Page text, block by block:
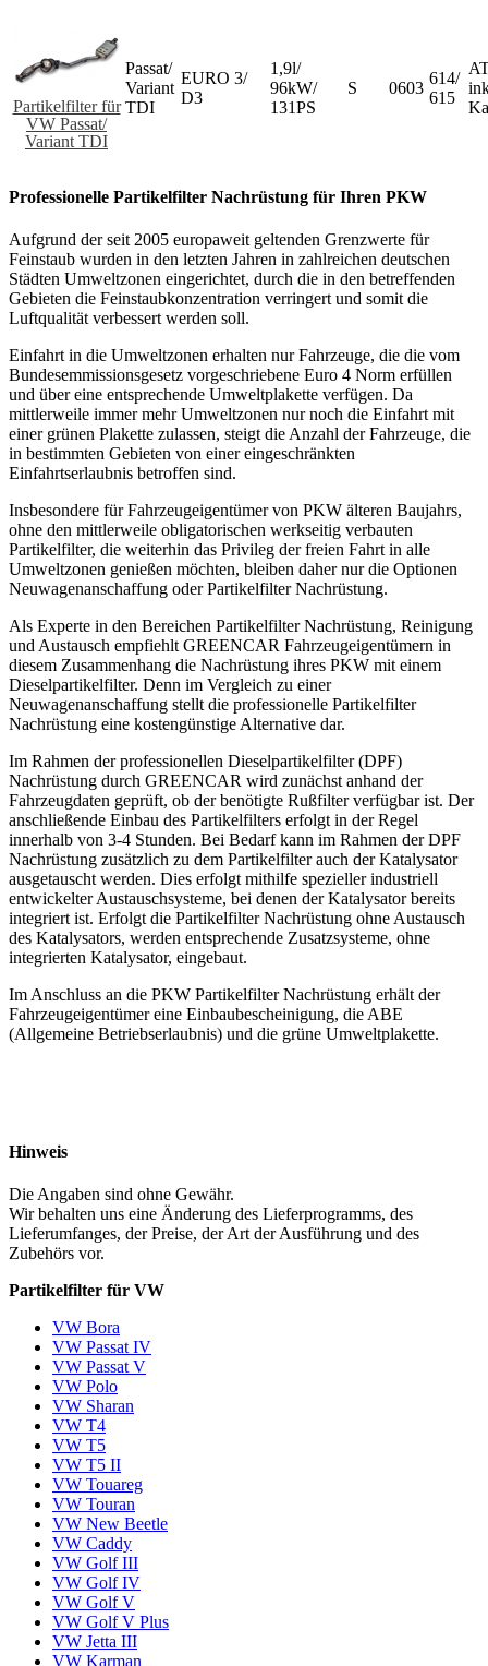
Partikelfilter für
VW Passat/
Variant TDI
Passat/
Variant
TDI
EURO 3/
D3
1,9l/
96kW/
131PS
S 0603
614/
615
Professionelle Partikelfilter Nachrüstung für Ihren PKW
Aufgrund der seit 2005 europaweit geltenden Grenzwerte für
Feinstaub wurden in den letzten Jahren in zahlreichen deutschen
Städten Umweltzonen eingerichtet, durch die in den betreffenden
Gebieten die Feinstaubkonzentration verringert und somit die
Luftqualität verbessert werden soll.
Einfahrt in die Umweltzonen erhalten nur Fahrzeuge, die die vom
Bundesemmissionsgesetz vorgeschriebene Euro 4 Norm erfüllen
und über eine entsprechende Umweltplakette verfügen. Da
mittlerweile immer mehr Umweltzonen nur noch die Einfahrt mit
einer grünen Plakette zulassen, steigt die Anzahl der Fahrzeuge, die
in bestimmten Gebieten von einer eingeschränkten
Einfahrtserlaubnis betroffen sind.
Insbesondere für Fahrzeugeigentümer von PKW älteren Baujahrs,
ohne den mittlerweile obligatorischen werkseitig verbauten
Partikelfilter, die weiterhin das Privileg der freien Fahrt in alle
Umweltzonen genießen möchten, bleiben daher nur die Optionen
Neuwagenanschaffung oder Partikelfilter Nachrüstung.
Als Experte in den Bereichen Partikelfilter Nachrüstung, Reinigung
und Austausch empfiehlt GREENCAR Fahrzeugeigentümern in
diesem Zusammenhang die Nachrüstung ihres PKW mit einem
Dieselpartikelfilter. Denn im Vergleich zu einer
Neuwagenanschaffung stellt die professionelle Partikelfilter
Nachrüstung eine kostengünstige Alternative dar.
Im Rahmen der professionellen Dieselpartikelfilter (DPF)
Nachrüstung durch GREENCAR wird zunächst anhand der
Fahrzeugdaten geprüft, ob der benötigte Rußfilter verfügbar ist. Der
anschließende Einbau des Partikelfilters erfolgt in der Regel
innerhalb von 3-4 Stunden. Bei Bedarf kann im Rahmen der DPF
Nachrüstung zusätzlich zu dem Partikelfilter auch der Katalysator
ausgetauscht werden. Dies erfolgt mithilfe spezieller industriell
entwickelter Austauschsysteme, bei denen der Katalysator bereits
integriert ist. Erfolgt die Partikelfilter Nachrüstung ohne Austausch
des Katalysators, werden entsprechende Zusatzsysteme, ohne
integrierten Katalysator, eingebaut.
Im Anschluss an die PKW Partikelfilter Nachrüstung erhält der
Fahrzeugeigentümer eine Einbaubescheinigung, die ABE
(Allgemeine Betriebserlaubnis) und die grüne Umweltplakette.
Hinweis
Die Angaben sind ohne Gewähr.
Wir behalten uns eine Änderung des Lieferprogramms, des
Lieferumfanges, der Preise, der Art der Ausführung und des
Zubehörs vor.
Partikelfilter für VW
VW Bora
VW Passat IV
VW Passat V
VW Polo
VW Sharan
VW T4
VW T5
VW T5 II
VW Touareg
VW Touran
VW New Beetle
VW Caddy
VW Golf III
VW Golf IV
VW Golf V
VW Golf V Plus
VW Jetta III
VW Karman